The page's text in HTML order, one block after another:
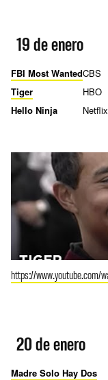
19 de enero
FBI Most WantedCBS
Tiger
HBO
Hello Ninja
Netflix
https://www.youtube.com/
20 de enero
Madre Solo Hay Dos